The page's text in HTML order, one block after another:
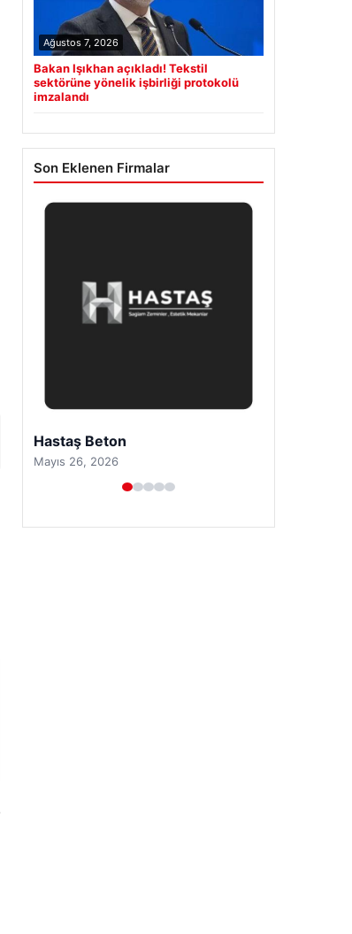
Ağustos 7, 2026
Bakan Işıkhan açıkladı! Tekstil
sektörüne yönelik işbirliği protokolü
imzalandı
Son Eklenen Firmalar
Prenses Night Club
Nisan 29, 2026